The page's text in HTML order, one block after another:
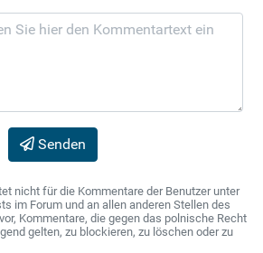
Senden
nicht für die Kommentare der Benutzer unter
im Forum und an allen anderen Stellen des
Kommentare, die gegen das polnische Recht
gelten, zu blockieren, zu löschen oder zu